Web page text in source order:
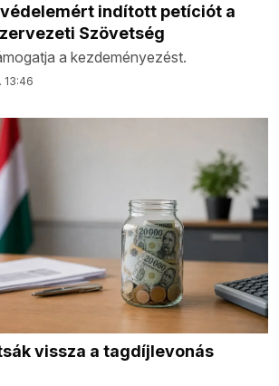
indított petíciót a
Szövetség
a kezdeményezést.
13:46
vissza a tagdíjlevonás